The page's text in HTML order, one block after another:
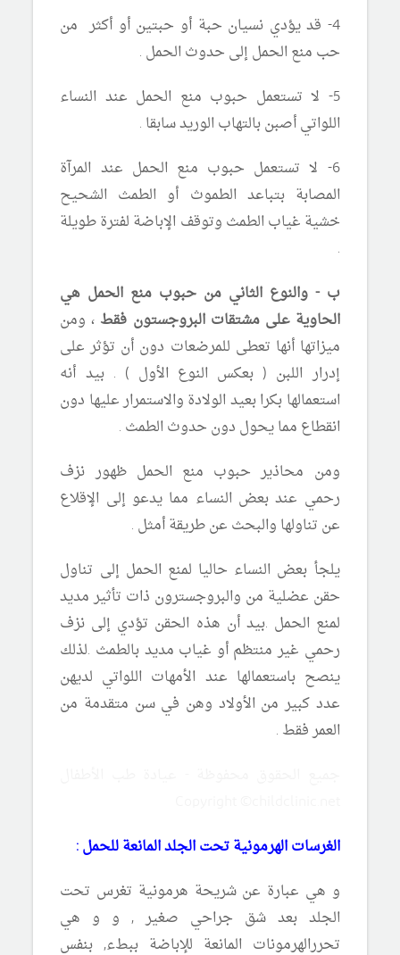
4- قد يؤدي نسيان حبة أو حبتين أو أكثر من
حب منع الحمل إلى حدوث الحمل .
5- لا تستعمل حبوب منع الحمل عند النساء
اللواتي أصبن بالتهاب الوريد سابقا .
6- لا تستعمل حبوب منع الحمل عند المرآة
المصابة بتباعد الطموث أو الطمث الشحيح
خشية غياب الطمث وتوقف الإباضة لفترة طويلة
.
ب - والنوع الثاني من حبوب منع الحمل هي
الحاوية على مشتقات البروجستون فقط ، ومن
ميزاتها أنها تعطى للمرضعات دون أن تؤثر على
إدرار اللبن ( بعكس النوع الأول ) . بيد أنه
استعمالها بكرا بعيد الولادة والاستمرار عليها دون
انقطاع مما يحول دون حدوث الطمث .
ومن محاذير حبوب منع الحمل ظهور نزف
رحمي عند بعض النساء مما يدعو إلى الإقلاع
عن تناولها والبحث عن طريقة أمثل .
يلجأ بعض النساء حاليا لمنع الحمل إلى تناول
حقن عضلية من والبروجسترون ذات تأثير مديد
لمنع الحمل .بيد أن هذه الحقن تؤدي إلى نزف
رحمي غير منتظم أو غياب مديد بالطمث .لذلك
ينصح باستعمالها عند الأمهات اللواتي لديهن
عدد كبير من الأولاد وهن في سن متقدمة من
العمر فقط .
الغرسات الهرمونية تحت الجلد المانعة للحمل :
و هي عبارة عن شريحة هرمونية تغرس تحت
الجلد بعد شق جراحي صغير , و و هي
تحررالهرمونات المانعة للإباضة ببطء, بنفس